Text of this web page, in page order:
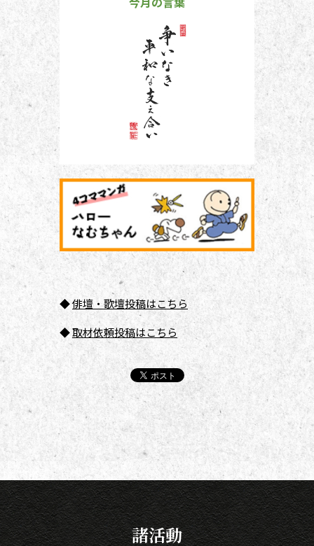
◆俳壇 ・歌壇投稿はこちら
◆取材依頼投稿はこちら
諸活動